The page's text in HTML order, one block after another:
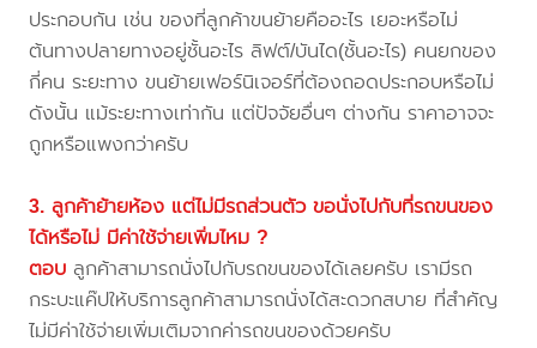
ประกอบกัน เช่น ของที่ลูกค้าขนย้ายคืออะไร เยอะหรือไม่
ต้นทางปลายทางอยู่ชั้นอะไร ลิฟต์/บันได(ชั้นอะไร) คนยกของ
กี่คน ระยะทาง ขนย้ายเฟอร์นิเจอร์ที่ต้องถอดประกอบหรือไม่
ดังนั้น แม้ระยะทางเท่ากัน แต่ปัจจัยอื่นๆ ต่างกัน ราคาอาจจะ
ถูกหรือแพงกว่าครับ
3. ลูกค้าย้ายห้อง แต่ไม่มีรถส่วนตัว ขอนั่งไปกับที่รถขนของ
ได้หรือไม่ มีค่าใช้จ่ายเพิ่มไหม ?
ตอบ ลูกค้าสามารถนั่งไปกับรถขนของได้เลยครับ เรามีรถ
กระบะแค๊ปให้บริการลูกค้าสามารถนั่งได้สะดวกสบาย ที่สำคัญ
ไม่มีค่าใช้จ่ายเพิ่มเติมจากค่ารถขนของด้วยครับ